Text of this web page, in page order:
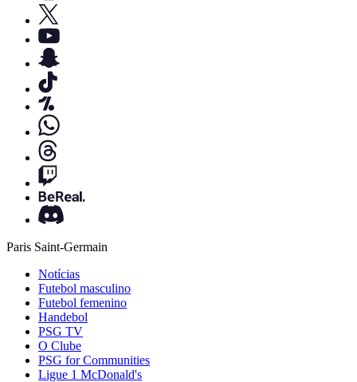
Paris Saint-Germain
Notícias
Futebol masculino
Futebol femenino
Handebol
PSG TV
O Clube
PSG for Communities
Ligue 1 McDonald's